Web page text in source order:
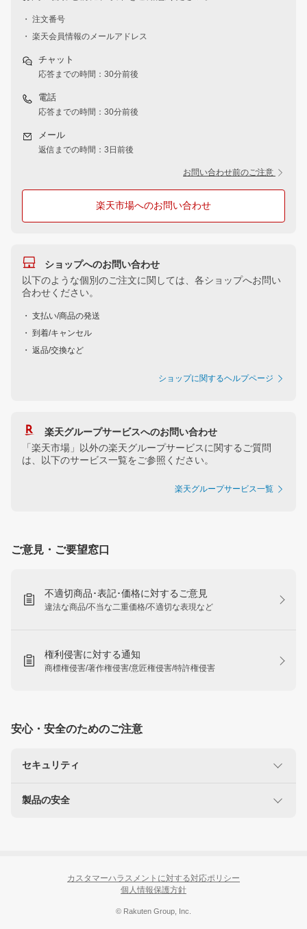
・ 注文番号
・ 楽天会員情報のメールアドレス
チャット
応答までの時間：30分前後
電話
応答までの時間：30分前後
メール
返信までの時間：3日前後
お問い合わせ前のご注意
楽天市場へのお問い合わせ
ショップへのお問い合わせ
以下のような個別のご注文に関しては、各ショップへお問い
合わせください。
・ 支払い/商品の発送
・ 到着/キャンセル
・ 返品/交換など
ショップに関するヘルプページ
楽天グループサービスへのお問い合わせ
「楽天市場」以外の楽天グループサービスに関するご質問
は、以下のサービス一覧をご参照ください。
楽天グループサービス一覧
ご意見・ご要望窓口
不適切商品･表記･価格に対するご意見
違法な商品/不当な二重価格/不適切な表現など
権利侵害に対する通知
商標権侵害/著作権侵害/意匠権侵害/特許権侵害
安心・安全のためのご注意
セキュリティ
楽天を装った不正にご注意ください
製品の安全
カスタマーハラスメントに対する対応ポリシー
個人情報保護方針
© Rakuten Group, Inc.